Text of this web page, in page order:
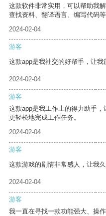
这款软件非常实用，可以帮助我
查找资料、翻译语言、编写代码等
2024-02-04
游客
这款app是我社交的好帮手，让我
2024-02-04
游客
这款app是我工作上的得力助手
更轻松地完成工作任务。
2024-02-04
游客
这款游戏的剧情非常感人，让我久
2024-02-04
游客
我一直在寻找一款功能强大、操